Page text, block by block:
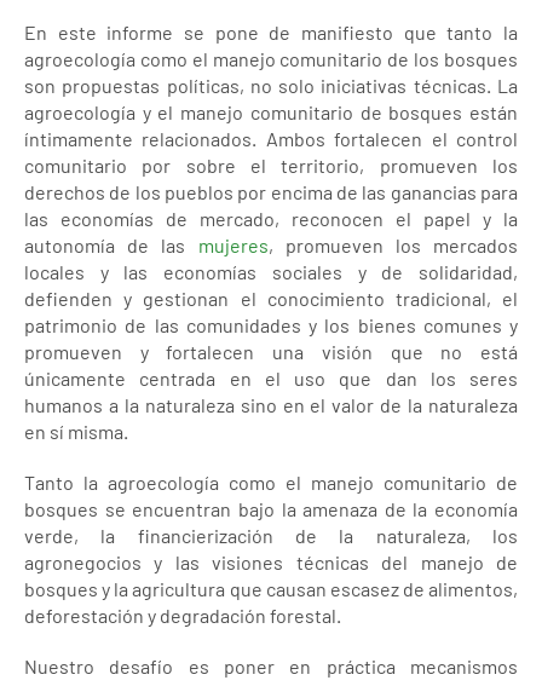
En este informe se pone de manifiesto que tanto la
agroecología como el manejo comunitario de los bosques
son propuestas políticas, no solo iniciativas técnicas. La
agroecología y el manejo comunitario de bosques están
íntimamente relacionados. Ambos fortalecen el control
comunitario por sobre el territorio, promueven los
derechos de los pueblos por encima de las ganancias para
las economías de mercado, reconocen el papel y la
autonomía de las mujeres, promueven los mercados
locales y las economías sociales y de solidaridad,
defienden y gestionan el conocimiento tradicional, el
patrimonio de las comunidades y los bienes comunes y
promueven y fortalecen una visión que no está
únicamente centrada en el uso que dan los seres
humanos a la naturaleza sino en el valor de la naturaleza
en sí misma.
Tanto la agroecología como el manejo comunitario de
bosques se encuentran bajo la amenaza de la economía
verde, la financierización de la naturaleza, los
agronegocios y las visiones técnicas del manejo de
bosques y la agricultura que causan escasez de alimentos,
deforestación y degradación forestal.
Nuestro desafío es poner en práctica mecanismos